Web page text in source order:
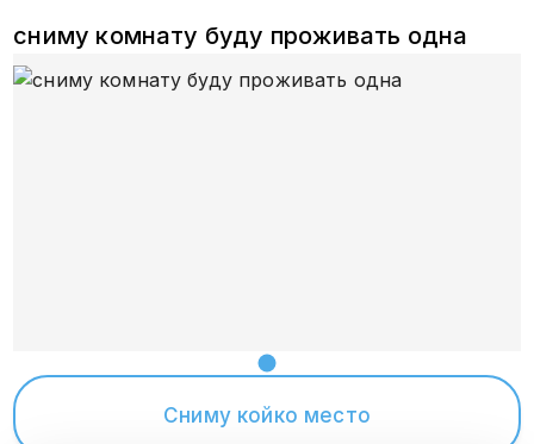
сниму комнату буду проживать одна
Сниму койко место